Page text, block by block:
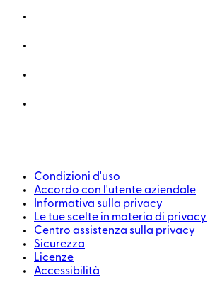
Condizioni d'uso
Accordo con l'utente aziendale
Informativa sulla privacy
Le tue scelte in materia di privacy
Centro assistenza sulla privacy
Sicurezza
Licenze
Accessibilità